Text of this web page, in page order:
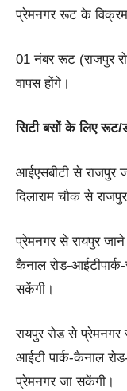
प्रेमनगर रूट के
01 नंबर रूट (राजपुर
वापस होंगे।
सिटी बसों के लिए रूट/
आईएसबीटी से राजपुर
दिलाराम चौक से
प्रेमनगर से रायपुर जाने
कैनाल रोड-
सकेंगी।
रायपुर रोड से प्रेमनगर
आईटी पार्क-कैनाल
प्रेमनगर जा सकेंगी।